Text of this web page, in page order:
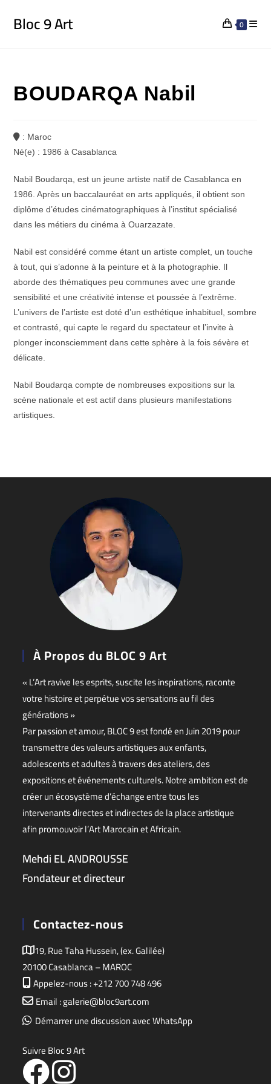
Bloc 9 Art 0
BOUDARQA Nabil
: Maroc
Né(e) : 1986 à Casablanca
Nabil Boudarqa, est un jeune artiste natif de Casablanca en
1986. Après un baccalauréat en arts appliqués, il obtient son
diplôme d’études cinématographiques à l’institut spécialisé
dans les métiers du cinéma à Ouarzazate.
Nabil est considéré comme étant un artiste complet, un touche
à tout, qui s’adonne à la peinture et à la photographie. Il
aborde des thématiques peu communes avec une grande
sensibilité et une créativité intense et poussée à l’extrême.
L’univers de l’artiste est doté d’un esthétique inhabituel, sombre
et contrasté, qui capte le regard du spectateur et l’invite à
plonger inconsciemment dans cette sphère à la fois sévère et
délicate.
Nabil Boudarqa compte de nombreuses expositions sur la
scène nationale et est actif dans plusieurs manifestations
artistiques.
À Propos du BLOC 9 Art
« L’Art ravive les esprits, suscite les inspirations, raconte
votre histoire et perpétue vos sensations au fil des
générations »
Par passion et amour, BLOC 9 est fondé en Juin 2019 pour
transmettre des valeurs artistiques aux enfants,
adolescents et adultes à travers des ateliers, des
expositions et événements culturels. Notre ambition est de
créer un écosystème d’échange entre tous les
intervenants directes et indirectes de la place artistique
afin promouvoir l’Art Marocain et Africain.
Mehdi EL ANDROUSSE
Fondateur et directeur
Contactez-nous
19, Rue Taha Hussein, (ex. Galilée)
20100 Casablanca – MAROC
Appelez-nous : +212 700 748 496
Email : galerie@bloc9art.com
Démarrer une discussion avec WhatsApp
Suivre Bloc 9 Art